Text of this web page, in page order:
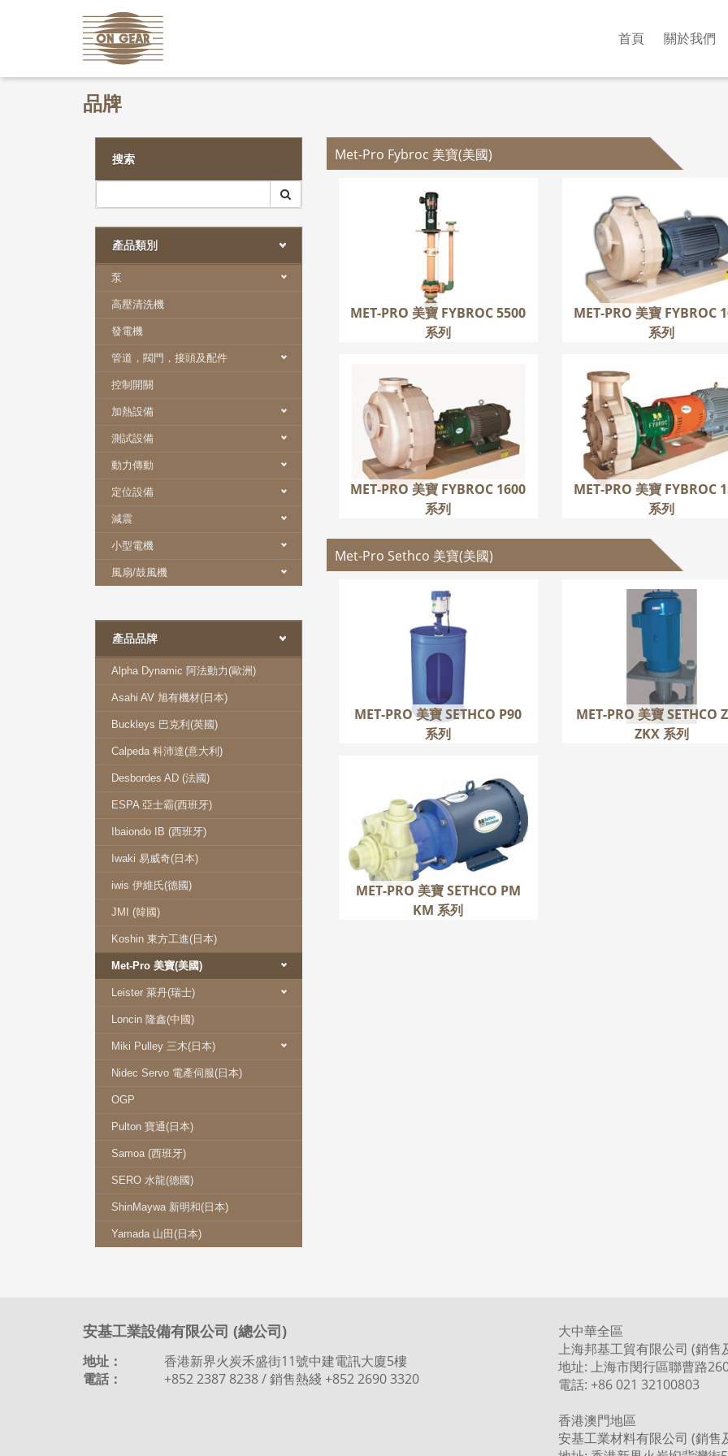
首頁 關於我們
品牌
搜索
產品類別
泵
高壓清洗機
發電機
管道，閥門，接頭及配件
控制開關
加熱設備
測試設備
動力傳動
定位設備
減震
小型電機
風扇/鼓風機
產品品牌
Alpha Dynamic 阿法動力(歐洲)
Asahi AV 旭有機材(日本)
Buckleys 巴克利(英國)
Calpeda 科沛達(意大利)
Desbordes AD (法國)
ESPA 亞士霸(西班牙)
Ibaiondo IB (西班牙)
Iwaki 易威奇(日本)
iwis 伊維氏(德國)
JMI (韓國)
Koshin 東方工進(日本)
Met-Pro 美寶(美國)
Leister 萊丹(瑞士)
Loncin 隆鑫(中國)
Miki Pulley 三木(日本)
Nidec Servo 電產伺服(日本)
OGP
Pulton 寶通(日本)
Samoa (西班牙)
SERO 水龍(德國)
ShinMaywa 新明和(日本)
Yamada 山田(日本)
Met-Pro Fybroc 美寶(美國)
MET-PRO 美寶 FYBROC 5500
系列
MET-PRO 美寶 FYBROC
5500 系列
更多
MET-PRO 美寶 FYBROC
系列
MET-PRO 美寶
1630 系列
更多
MET-PRO 美寶 FYBROC 1600
系列
MET-PRO 美寶 FYBROC
1600 系列
更多
MET-PRO 美寶 FYBROC
系列
MET-PRO 美寶
1500 系列
更多
Met-Pro Sethco 美寶(美國)
MET-PRO 美寶 SETHCO P90
系列
MET-PRO 美寶 SETHCO P90
系列
更多
MET-PRO 美寶 SETHCO
ZKX 系列
MET-PRO 美寶 SETHCO
ZKX 系列
更多
MET-PRO 美寶 SETHCO PM
KM 系列
MET-PRO 美寶 SETHCO PM
KM 系列
更多
安基工業設備有限公司 (總公司)
地址：
香港新界火炭禾盛街11號中建電訊大廈5樓
電話：
+852 2387 8238 / 銷售熱綫 +852 2690 3320
大中華全區
上海邦基工貿有限公司 (銷售
地址: 上海市閔行區聯曹路
電話: +86 021 32100803
香港澳門地區
安基工業材料有限公司 (銷售